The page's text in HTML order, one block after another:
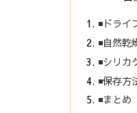
◾️ドラ
◾️自然
◾️シリ
◾️保存
◾️まとめ